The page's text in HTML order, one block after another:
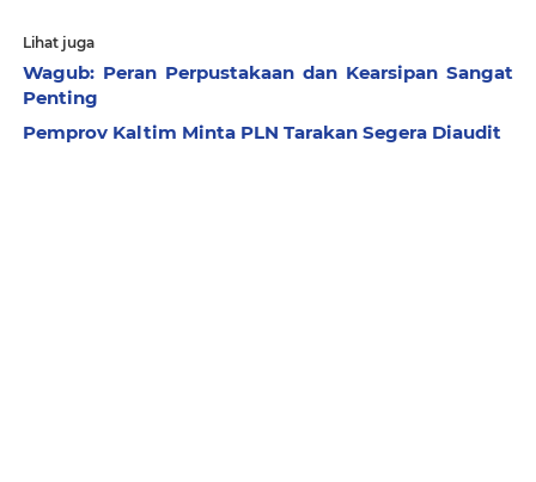
Lihat juga
Wagub: Peran Perpustakaan dan Kearsipan Sangat
Penting
Pemprov Kaltim Minta PLN Tarakan Segera Diaudit